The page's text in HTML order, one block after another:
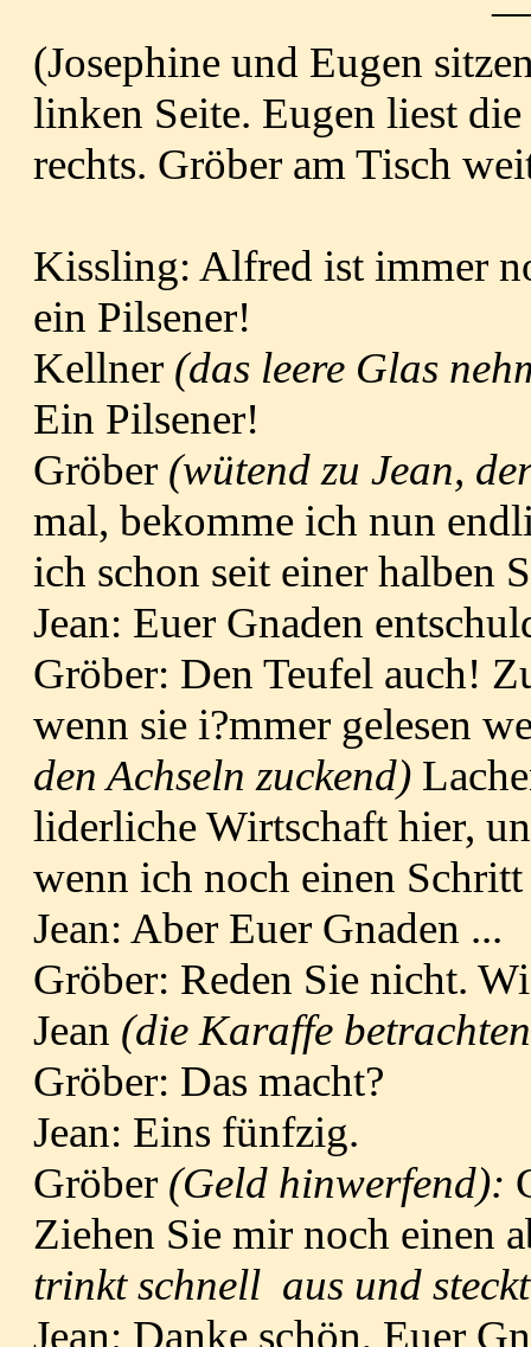
—
(Josephine und Eugen
linken Seite. Eugen liest
rechts. Gröber am Tisch
Kissling: Alfred ist immer
ein Pilsener!
Kellner (das leere Glas
Ein Pilsener!
Gröber (wütend zu Jean,
mal, bekomme ich nun
ich schon seit einer halben
Jean: Euer Gnaden
Gröber: Den Teufel auch!
wenn sie i?mmer gelesen
den Achseln zuckend)
liderliche Wirtschaft hier,
wenn ich noch einen
Jean: Aber Euer Gnaden ...
Gröber: Reden Sie nicht.
Jean (die Karaffe
Gröber: Das macht?
Jean: Eins fünfzig.
Gröber (Geld hinwerfend):
Ziehen Sie mir noch einen
trinkt schnell aus und
Jean: Danke schön, Euer